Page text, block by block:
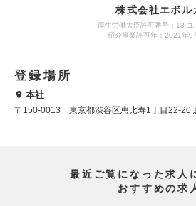
株式会社エボル
厚生労働大臣許可番号：13‐ユ
紹介事業許可年：2021年9
登録場所
本社
〒150-0013 東京都渋谷区恵比寿1丁目22-20
最近ご覧になった求人
おすすめの求